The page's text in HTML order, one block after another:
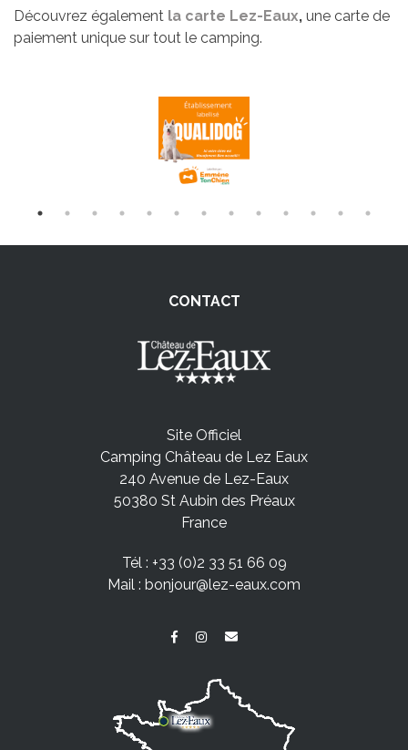
Découvrez également la carte Lez-Eaux, une carte de
paiement unique sur tout le camping.
CONTACT
Site Officiel
Camping Château de Lez Eaux
240 Avenue de Lez-Eaux
50380 St Aubin des Préaux
France
Tél : +33 (0)2 33 51 66 09
Mail : bonjour@lez-eaux.com